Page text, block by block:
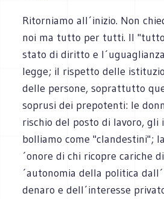
Ritorniamo all´inizio. Non
noi ma tutto per tutti. Il
stato di diritto e
legge; il rispetto delle
delle persone, soprattutto
soprusi dei prepotenti: le
rischio del posto di lavoro, gli
bolliamo come "clandestini";
´onore di chi ricopre cariche
´autonomia della politica
denaro e dell´interesse